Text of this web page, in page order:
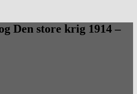
Den store krig 1914 –